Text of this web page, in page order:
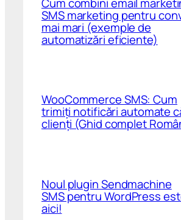
SMS marketing pentru
mai mari (exemple de
automatizări eficiente)
WooCommerce SMS: Cum
trimiți notificări automate
clienți (Ghid complet
Noul plugin Sendmachine
SMS pentru WordPress
aici!